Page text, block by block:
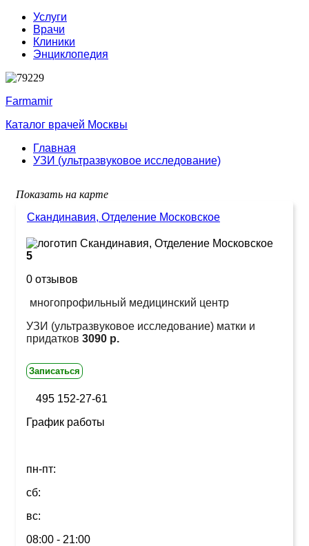
Услуги
Врачи
Клиники
Энциклопедия
Farmamir
Каталог врачей Москвы
Главная
УЗИ (ультразвуковое исследование)
Показать на карте
Скандинавия, Отделение Московское
5
0 отзывов
многопрофильный медицинский центр
УЗИ (ультразвуковое исследование) матки и
придатков 3090 р.
Записаться
495 152-27-61
График работы
пн-пт:
сб:
вс:
08:00 - 21:00